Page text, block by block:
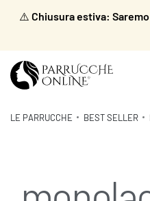
⚠️ Chiusura estiva:
LE PARRUCCHE BEST SELLER